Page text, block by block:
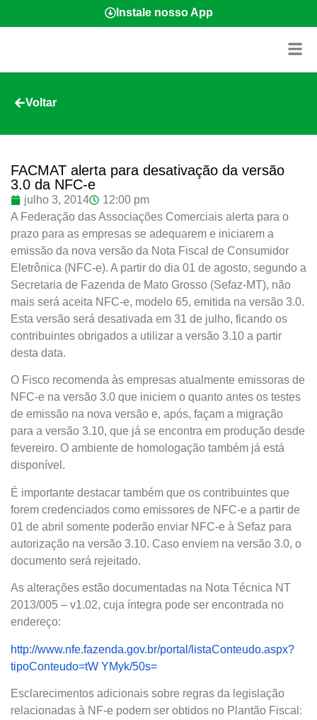
Instale nosso App
Voltar
FACMAT alerta para desativação da versão
3.0 da NFC-e
julho 3, 2014
12:00 pm
A Federação das Associações Comerciais alerta para o
prazo para as empresas se adequarem e iniciarem a
emissão da nova versão da Nota Fiscal de Consumidor
Eletrônica (NFC-e). A partir do dia 01 de agosto, segundo a
Secretaria de Fazenda de Mato Grosso (Sefaz-MT), não
mais será aceita NFC-e, modelo 65, emitida na versão 3.0.
Esta versão será desativada em 31 de julho, ficando os
contribuintes obrigados a utilizar a versão 3.10 a partir
desta data.
O Fisco recomenda às empresas atualmente emissoras de
NFC-e na versão 3.0 que iniciem o quanto antes os testes
de emissão na nova versão e, após, façam a migração
para a versão 3.10, que já se encontra em produção desde
fevereiro. O ambiente de homologação também já está
disponível.
É importante destacar também que os contribuintes que
forem credenciados como emissores de NFC-e a partir de
01 de abril somente poderão enviar NFC-e à Sefaz para
autorização na versão 3.10. Caso enviem na versão 3.0, o
documento será rejeitado.
As alterações estão documentadas na Nota Técnica NT
2013/005 – v1.02, cuja íntegra pode ser encontrada no
endereço:
http://www.nfe.fazenda.gov.br/portal/listaConteudo.aspx?
tipoConteudo=tW YMyk/50s=
Esclarecimentos adicionais sobre regras da legislação
relacionadas à NF-e podem ser obtidos no Plantão Fiscal: